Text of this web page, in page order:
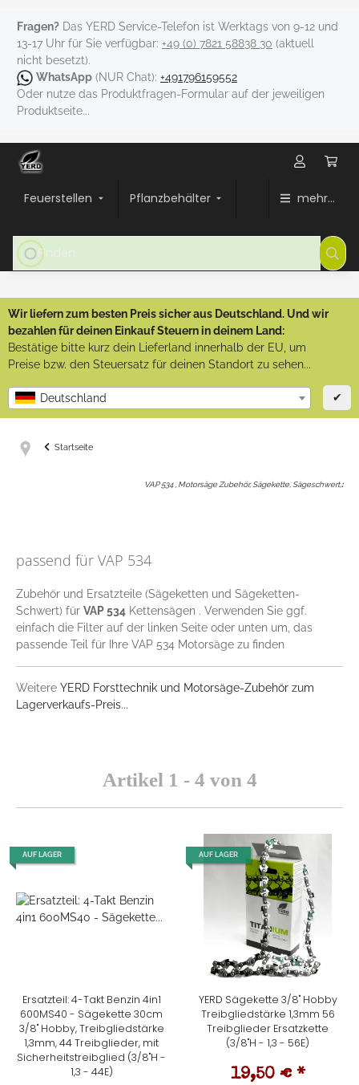
Fragen? Das YERD Service-Telefon ist Werktags von 9-12 und
13-17 Uhr für Sie verfügbar: +49 (0) 7821 58838 30 (aktuell
nicht besetzt).
WhatsApp (NUR Chat): +491796159552
Oder nutze das Produktfragen-Formular auf der jeweiligen
Produktseite...
Feuerstellen Pflanzbehälter mehr...
Wir liefern zum besten Preis sicher aus Deutschland. Und wir
bezahlen für deinen Einkauf Steuern in deinem Land:
Bestätige bitte kurz dein Lieferland innerhalb der EU, um
Preise bzw. den Steuersatz für deinen Standort zu sehen...
Deutschland ✔
Startseite
VAP 534 , Motorsäge Zubehör, Sägekette, Sägeschwert,:
passend für VAP 534
Zubehör und Ersatzteile (Sägeketten und Sägeketten-
Schwert) für VAP 534 Kettensägen . Verwenden Sie ggf.
einfach die Filter auf der linken Seite oder unten um, das
passende Teil für Ihre VAP 534 Motorsäge zu finden
Weitere YERD Forsttechnik und Motorsäge-Zubehör zum
Lagerverkaufs-Preis...
Artikel 1 - 4 von 4
AUF LAGER
Ersatzteil: 4-Takt Benzin 4in1
600MS40 - Sägekette 30cm
3/8" Hobby, Treibgliedstärke
1,3mm, 44 Treibglieder, mit
Sicherheitstreibglied (3/8"H -
1,3 - 44E)
AUF LAGER
YERD Sägekette 3/8" Hobby
Treibgliedstärke 1,3mm 56
Treibglieder Ersatzkette
(3/8"H - 1,3 - 56E)
19,50 € *